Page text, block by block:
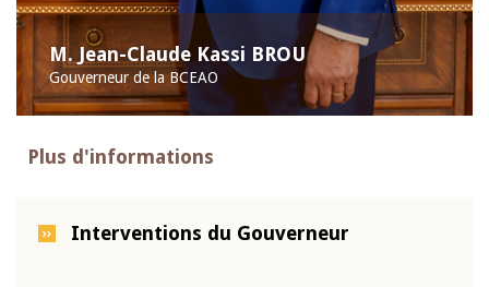
M. Jean-Claude Kassi BROU
Gouverneur de la BCEAO
Plus d'informations
Interventions du Gouverneur